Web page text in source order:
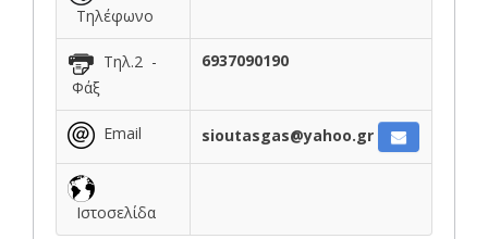
Τηλέφωνο
Τηλ.2 -
Φάξ
6937090190
Email sioutasgas@yahoo.gr
Ιστοσελίδα